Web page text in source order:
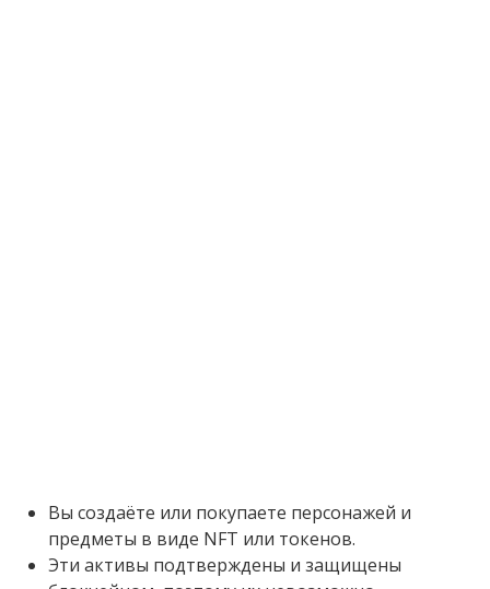
Вы создаёте или покупаете персонажей и
предметы в виде NFT или токенов.
Эти активы подтверждены и защищены